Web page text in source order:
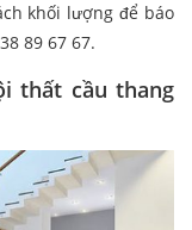
khối lượng để báo
89 67 67.
thất cầu thang